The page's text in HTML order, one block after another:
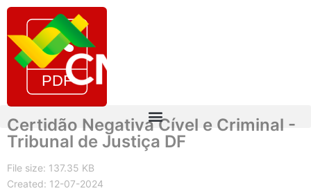
Certidão Negativa Cível e Criminal -
Tribunal de Justiça DF
File size: 137.35 KB
Created: 12-07-2024